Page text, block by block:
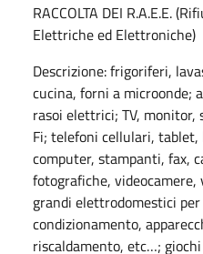
RACCOLTA DEI R.A.E.E.
Elettriche ed Elettroniche)
Descrizione: frigoriferi,
cucina, forni a microonde;
rasoi elettrici; TV, monitor,
Fi; telefoni cellulari,
computer, stampanti, fax,
fotografiche,
grandi elettrodomestici
condizionamento,
riscaldamento, etc…;